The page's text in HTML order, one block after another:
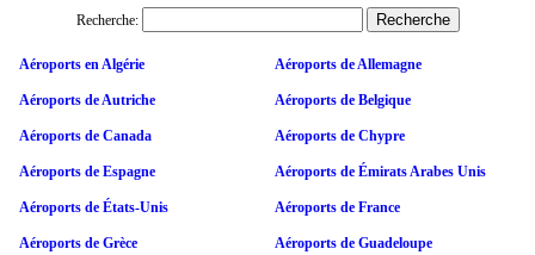
Recherche:
Aéroports en Algérie Aéroports de Allemagne
Aéroports de Autriche Aéroports de Belgique
Aéroports de Canada Aéroports de Chypre
Aéroports de Espagne Aéroports de Émirats Arabes Unis
Aéroports de États-Unis Aéroports de France
Aéroports de Grèce Aéroports de Guadeloupe